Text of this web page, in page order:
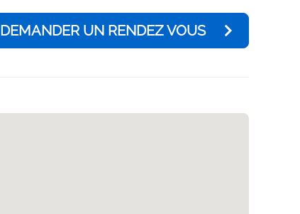
DEMANDER UN RENDEZ VOUS